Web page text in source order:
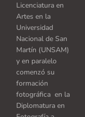
Licenciatura en
Artes en la
Universidad
Nacional de San
Martín (UNSAM)
y en paralelo
comenzó su
formación
fotográfica en la
Diplomatura en